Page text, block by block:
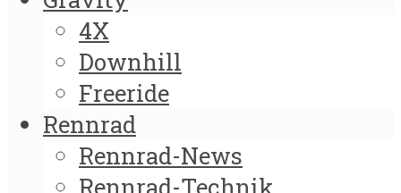
4X
Downhill
Freeride
Rennrad
Rennrad-News
Rennrad-Technik